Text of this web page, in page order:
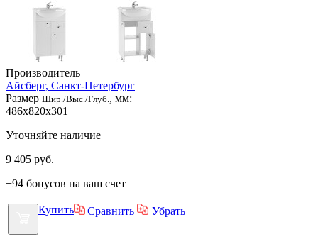
Производитель
Айсберг, Санкт-Петербург
Размер Шир./Выс./Глуб. , мм:
486x820x301
Уточняйте наличие
9 405 руб.
+94 бонусов на ваш счет
Купить Сравнить Убрать